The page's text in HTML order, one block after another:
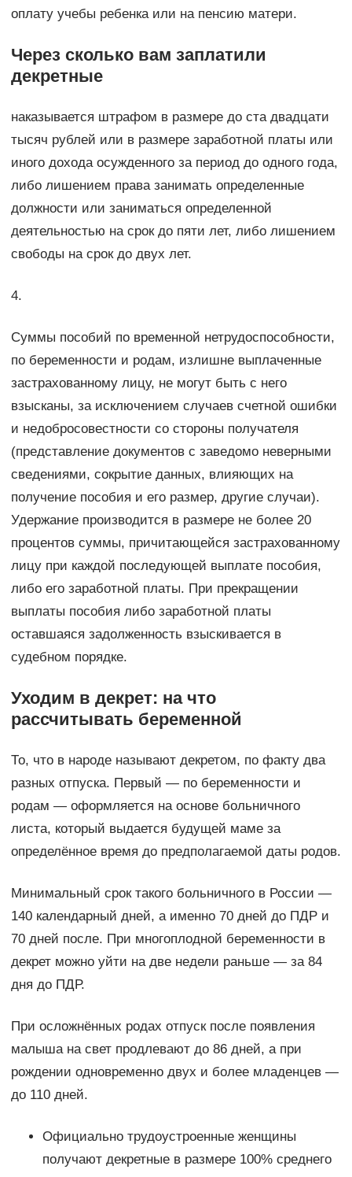
оплату учебы ребенка или на пенсию матери.
Через сколько вам заплатили
декретные
наказывается штрафом в размере до ста двадцати
тысяч рублей или в размере заработной платы или
иного дохода осужденного за период до одного года,
либо лишением права занимать определенные
должности или заниматься определенной
деятельностью на срок до пяти лет, либо лишением
свободы на срок до двух лет.
4.
Суммы пособий по временной нетрудоспособности,
по беременности и родам, излишне выплаченные
застрахованному лицу, не могут быть с него
взысканы, за исключением случаев счетной ошибки
и недобросовестности со стороны получателя
(представление документов с заведомо неверными
сведениями, сокрытие данных, влияющих на
получение пособия и его размер, другие случаи).
Удержание производится в размере не более 20
процентов суммы, причитающейся застрахованному
лицу при каждой последующей выплате пособия,
либо его заработной платы. При прекращении
выплаты пособия либо заработной платы
оставшаяся задолженность взыскивается в
судебном порядке.
Уходим в декрет: на что
рассчитывать беременной
То, что в народе называют декретом, по факту два
разных отпуска. Первый — по беременности и
родам — оформляется на основе больничного
листа, который выдается будущей маме за
определённое время до предполагаемой даты родов.
Минимальный срок такого больничного в России —
140 календарный дней, а именно 70 дней до ПДР и
70 дней после. При многоплодной беременности в
декрет можно уйти на две недели раньше — за 84
дня до ПДР.
При осложнённых родах отпуск после появления
малыша на свет продлевают до 86 дней, а при
рождении одновременно двух и более младенцев —
до 110 дней.
Официально трудоустроенные женщины
получают декретные в размере 100% среднего